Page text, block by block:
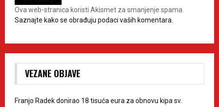
Ova web-stranica koristi Akismet za smanjenje spama.
Saznajte kako se obrađuju podaci vaših komentara.
VEZANE OBJAVE
Franjo Radek donirao 18 tisuća eura za obnovu kipa sv.